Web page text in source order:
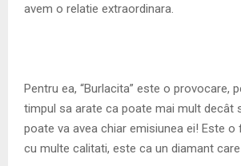
avem o relatie extraordinara.
Pentru ea, “Burlacita” este o provocare,
timpul sa arate ca poate mai mult decât
poate va avea chiar emisiunea ei! Este
cu multe calitati, este ca un diamant care